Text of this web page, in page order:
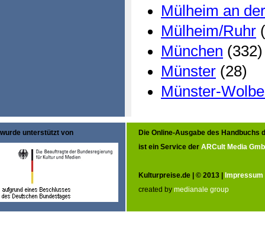
Mülheim an
Mülheim/Ruhr
München (332)
Münster (28)
Münster-
wurde unterstützt von
Die Online-Ausgabe des Handbuchs
ist ein Service der ARCult Media
Kulturpreise.de | © 2013 | Impressum
created by medianale group